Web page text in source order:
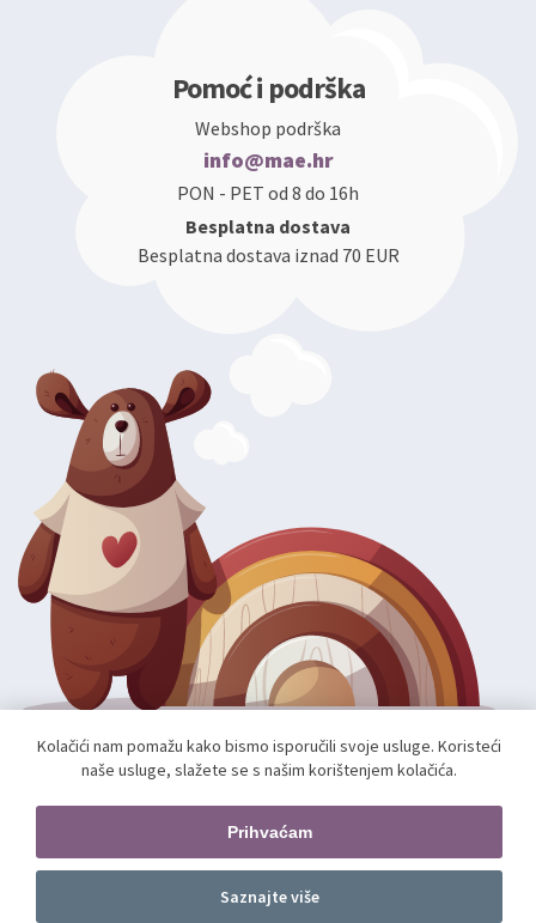
Dodajte u košaricu
Pomoć i podrška
Webshop podrška
info@mae.hr
PON - PET od 8 do 16h
Besplatna dostava
Besplatna dostava iznad 70 EUR
Autorska prava; 2026 mae.hr. Sva prava pridržana.
Pratite nas
Kolačići nam pomažu kako bismo isporučili svoje usluge. Koristeći
naše usluge, slažete se s našim korištenjem kolačića.
Prihvaćam
Saznajte više